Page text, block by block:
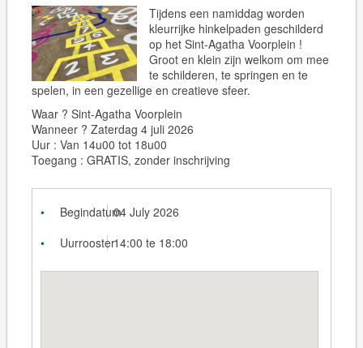
Tijdens een namiddag worden
kleurrijke hinkelpaden geschilderd
op het Sint-Agatha Voorplein !
Groot en klein zijn welkom om mee
te schilderen, te springen en te
spelen, in een gezellige en creatieve sfeer.
Waar ? Sint-Agatha Voorplein
Wanneer ? Zaterdag 4 juli 2026
Uur : Van 14u00 tot 18u00
Toegang : GRATIS, zonder inschrijving
Begindatum04 July 2026
Uurrooster14:00 te 18:00